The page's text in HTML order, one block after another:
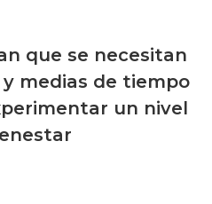
que se necesitan
medias de tiempo
un nivel